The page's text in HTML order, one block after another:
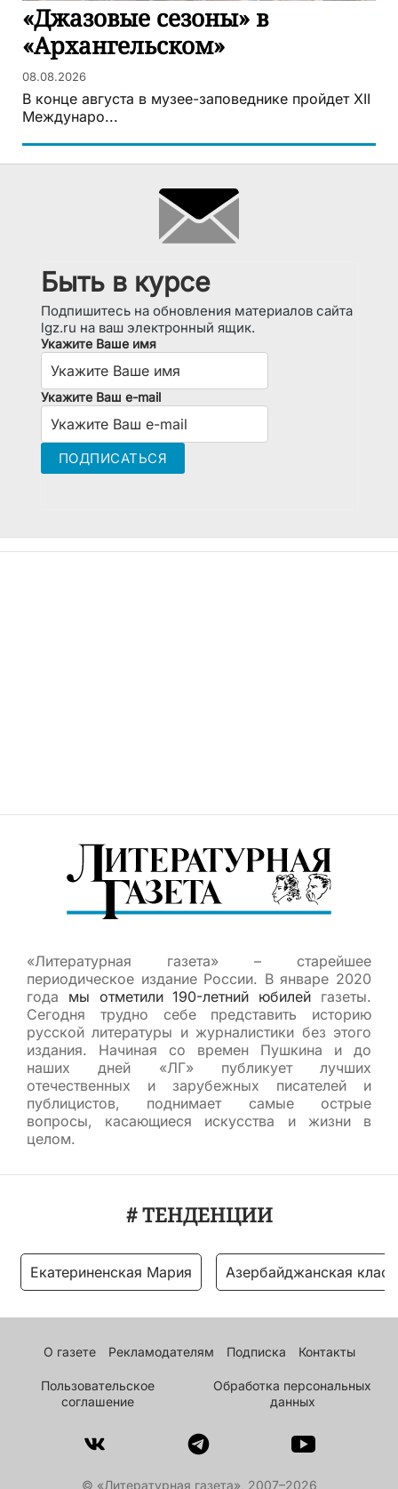
«Джазовые сезоны» в
«Архангельском»
08.08.2026
В конце августа в музее-заповеднике пройдет XII
Междунаро...
Быть в курсе
Подпишитесь на обновления материалов сайта
lgz.ru на ваш электронный ящик.
Укажите Ваше имя
Укажите Ваш e-mail
«Литературная газета» – старейшее
периодическое издание России. В январе 2020
года мы отметили 190-летний юбилей газеты.
Сегодня трудно себе представить историю
русской литературы и журналистики без этого
издания. Начиная со времен Пушкина и до
наших дней «ЛГ» публикует лучших
отечественных и зарубежных писателей и
публицистов, поднимает самые острые
вопросы, касающиеся искусства и жизни в
целом.
# ТЕНДЕНЦИИ
Екатериненская Мария Азербайджанская
О газете Рекламодателям Подписка Контакты
Пользовательское
соглашение
Обработка персональных
данных
© «Литературная газета», 2007–2026